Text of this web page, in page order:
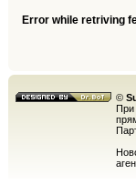
Error while retriving
©
При